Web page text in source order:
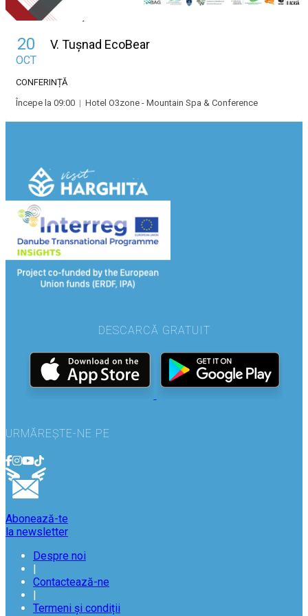
Zilele Ţinutului Secuiesc
20
OCT
V. Tușnad EcoBear
CONFERINȚĂ
Începe la 09:00 | Hotel O3zone - Mountain Spa & Conference
DESCARCĂ GRATUIT
URMĂREȘTE-NE PE
Abonează-te
la newsletter
Despre noi
Contactează-ne
Termeni și condiții